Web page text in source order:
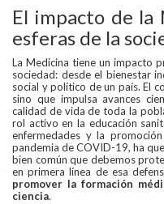
El impacto de la
esferas de la
La Medicina tiene un impacto
sociedad: desde el bienestar
social y político de un país. El
sino que impulsa avances
calidad de vida de toda la
rol activo en la educación
enfermedades y la
pandemia de COVID-19, ha
bien común que debemos
en primera línea de esa
promover la formación
ciencia.